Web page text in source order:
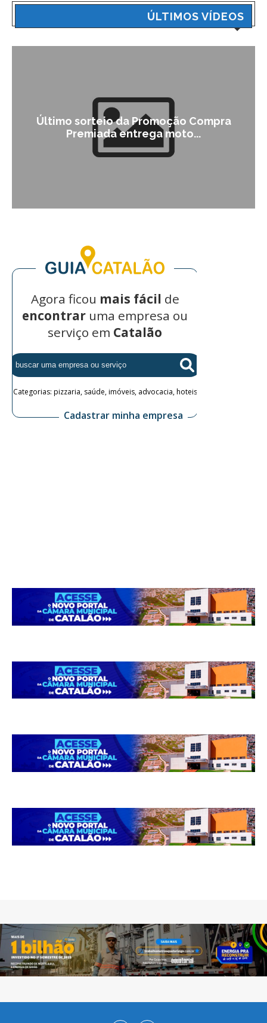
ÚLTIMOS VÍDEOS
Último sorteio da Promoção Compra
Premiada entrega moto...